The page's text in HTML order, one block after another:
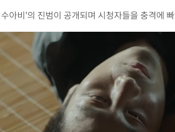
아비'의 진범이 공개되며 시청자들을 충격에